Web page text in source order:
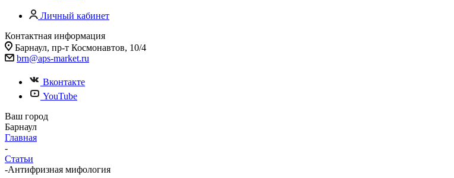
Личный кабинет
Контактная информация
Барнаул, пр-т Космонавтов, 10/4
brn@aps-market.ru
Вконтакте
YouTube
Ваш город
Барнаул
Главная
-
Статьи
-Антифризная мифология